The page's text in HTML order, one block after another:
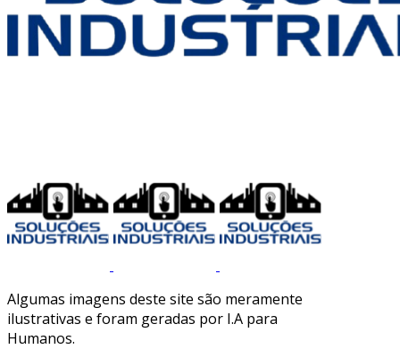
Algumas imagens deste site são meramente
ilustrativas e foram geradas por I.A para
Humanos.